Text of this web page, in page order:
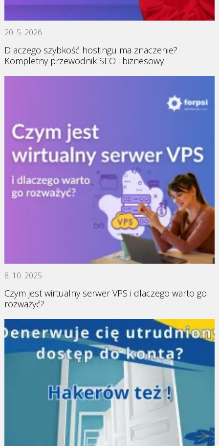
20. 5. 2026
Dlaczego szybkość hostingu ma znaczenie?
Kompletny przewodnik SEO i biznesowy
8. 10. 2025
Czym jest wirtualny serwer VPS i dlaczego warto go
rozważyć?